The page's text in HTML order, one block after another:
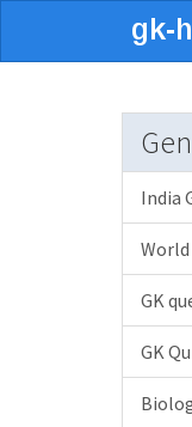
India
World
GK
GK